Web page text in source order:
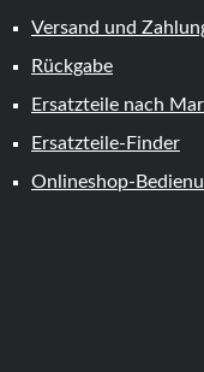
Versand und
Rückgabe
Ersatzteile nach
Ersatzteile-Finder
Onlineshop-